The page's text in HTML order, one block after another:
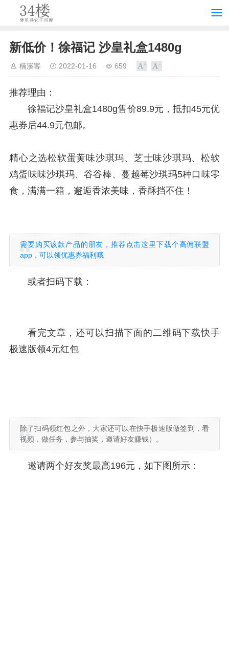
新低价！徐福记 沙皇礼盒1480g
楠溪客 2022-01-16 659
推荐理由：
徐福记沙皇礼盒1480g售价89.9元，抵扣45元优
惠券后44.9元包邮。
精心之选松软蛋黄味沙琪玛、芝士味沙琪玛、松软
鸡蛋味味沙琪玛、谷谷棒、蔓越莓沙琪玛5种口味零
食，满满一箱，邂逅香浓美味，香酥挡不住！
需要购买该款产品的朋友，推荐点击这里下载个高佣联盟
app，可以领优惠券福利哦
或者扫码下载：
看完文章，还可以扫描下面的二维码下载快手
极速版领4元红包
除了扫码领红包之外，大家还可以在快手极速版做签到，看
视频，做任务，参与抽奖，邀请好友赚钱）。
邀请两个好友奖最高196元，如下图所示：